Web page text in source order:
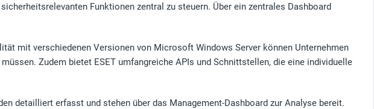
Funktionen zentral zu steuern. Über ein zentrales Dashboard
mit verschiedenen Versionen von Microsoft Windows Server können Unternehmen
Zudem bietet ESET umfangreiche APIs und Schnittstellen, die eine individuelle
detailliert erfasst und stehen über das Management-Dashboard zur Analyse bereit.